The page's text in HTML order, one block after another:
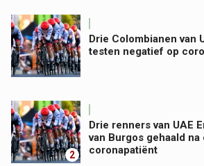
Drie Colombianen van
testen negatief op
2
Drie renners van UAE
van Burgos gehaald
coronapatiënt